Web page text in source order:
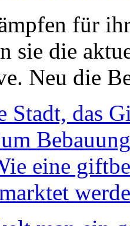
für
sie die
Neu die
Stadt, das
eine